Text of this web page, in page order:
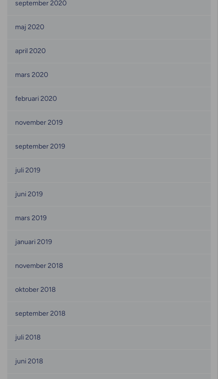
september 2020
maj 2020
april 2020
mars 2020
februari 2020
november 2019
september 2019
juli 2019
juni 2019
mars 2019
januari 2019
november 2018
oktober 2018
september 2018
juli 2018
juni 2018